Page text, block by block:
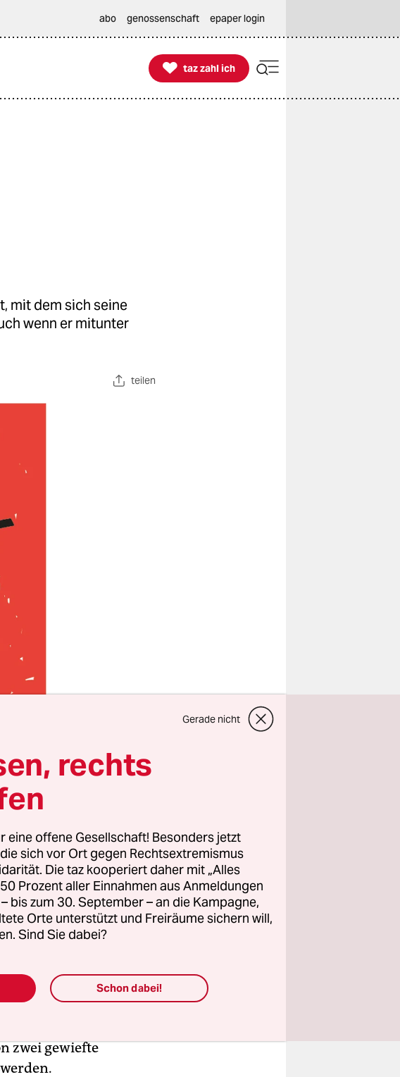
abo genossenschaft epaper login

taz zahl ich
taz zahl ich
mit dem sich seine
wenn er mitunter
teilen
und friedvolle Jahre
immer gut
immer gute
als mir zum
ich irgendwas
Urgroßvaters,
Plutonium, die
oder die
wie wir mal alle
die ganze Odyssee von
zwei gewiefte
Gerade nicht
rechts
eine offene Gesellschaft! Besonders jetzt
sich vor Ort gegen Rechtsextremismus
Die taz kooperiert daher mit „Alles
Prozent aller Einnahmen aus Anmeldungen
bis zum 30. September – an die Kampagne,
Orte unterstützt und Freiräume sichern will,
Sind Sie dabei?
Schon dabei!